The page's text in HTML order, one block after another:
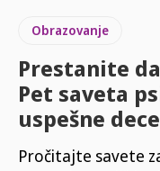
Obrazovanje
Prestanite
Pet saveta
uspešne dece
Pročitajte savete